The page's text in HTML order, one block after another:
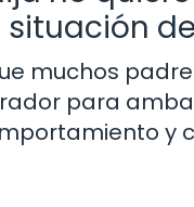
muchos
para
y